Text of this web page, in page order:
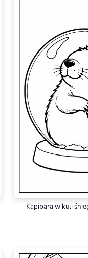
Kapibara w kuli